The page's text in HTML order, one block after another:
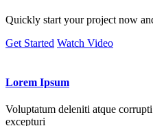
Quickly start your project now
Get Started Watch Video
Lorem Ipsum
Voluptatum deleniti atque
excepturi